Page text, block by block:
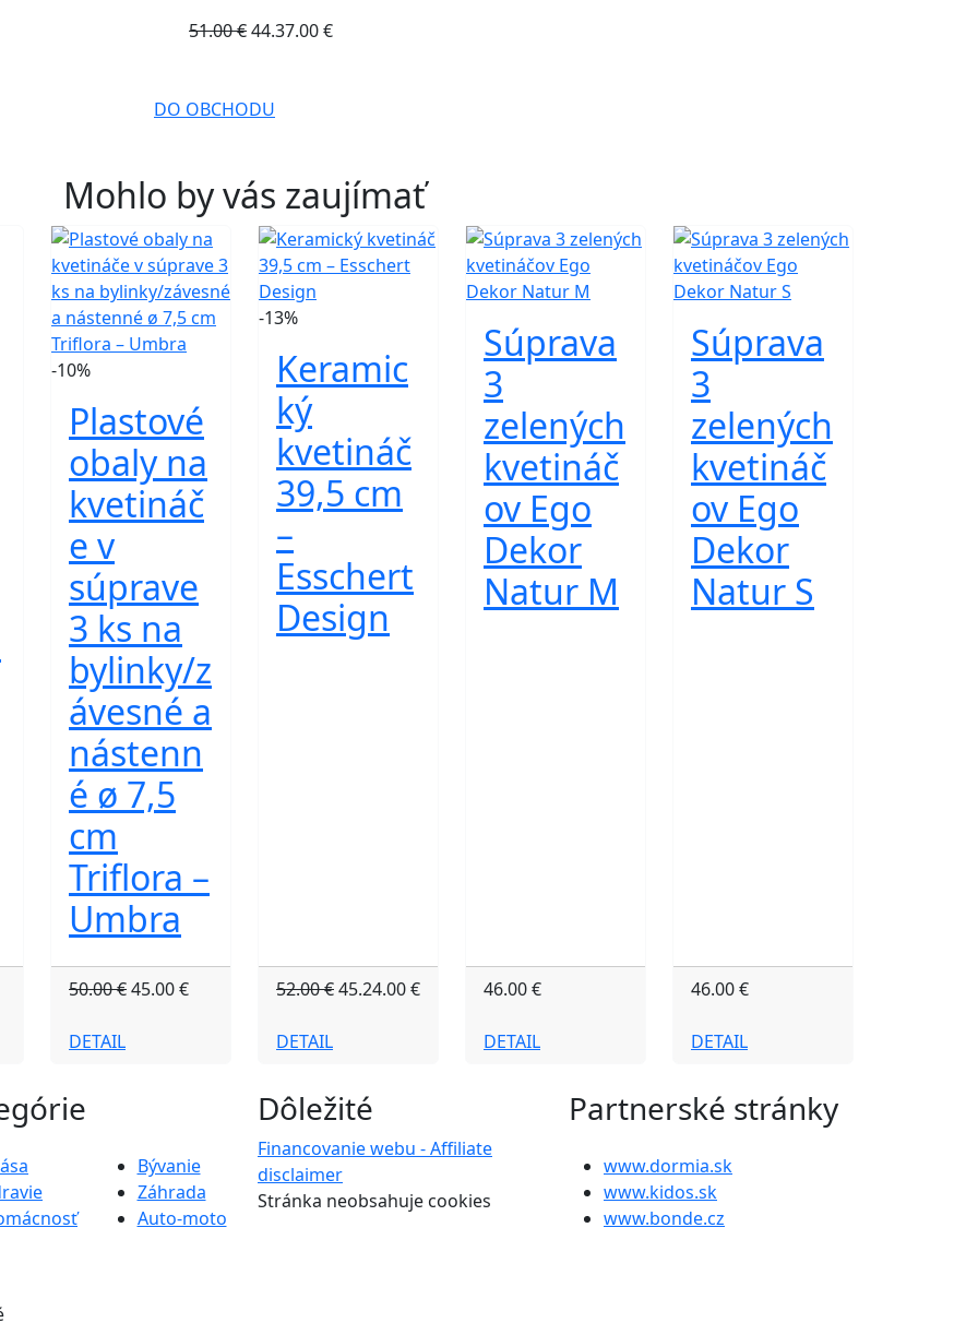
51.00 €44.37.00 €
DO OBCHODU
Mohlo by vás zaujímať
-10%
Plastové
obaly na
kvetináč
e v
súprave
3 ks na
bylinky/z
ávesné a
nástenn
é ø 7,5
cm
Triflora –
Umbra
50.00 €45.00 €
DETAIL
-13%
Keramic
ký
kvetináč
39,5 cm
–
Esschert
Design
52.00 €45.24.00 €
DETAIL
Súprava
3
zelených
kvetináč
ov Ego
Dekor
Natur M
46.00 €
DETAIL
Súprava
3
zelených
kvetináč
ov Ego
Dekor
Natur S
46.00 €
DETAIL
Bývanie
Záhrada
Auto-moto
Dôležité
Financovanie webu - Affiliate
disclaimer
Stránka neobsahuje cookies
Partnerské stránky
www.dormia.sk
www.kidos.sk
www.bonde.cz